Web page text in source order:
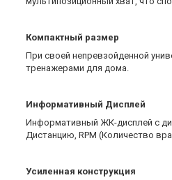
Компактный размер
При своей непревзойденной
тренажерами для дома.
Информативный Дисплей
Информативный ЖК-дисплей с
Дистанцию, RPM (Количество
Усиленная конструкция